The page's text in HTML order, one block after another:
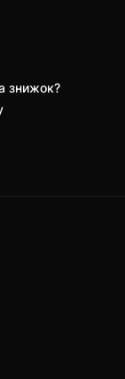
знижок?